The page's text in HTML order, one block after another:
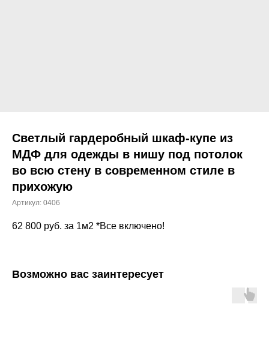
Светлый гардеробный шкаф-купе из
МДФ для одежды в нишу под потолок
во всю стену в современном стиле в
прихожую
Артикул: 0406
62 800 руб. за 1м2 *Все включено!
Возможно вас заинтересует